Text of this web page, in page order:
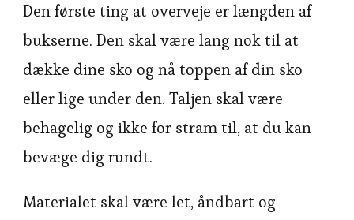
Den første ting at overveje er længden af
bukserne. Den skal være lang nok til at
dække dine sko og nå toppen af din sko
eller lige under den. Taljen skal være
behagelig og ikke for stram til, at du kan
bevæge dig rundt.
Materialet skal være let, åndbart og